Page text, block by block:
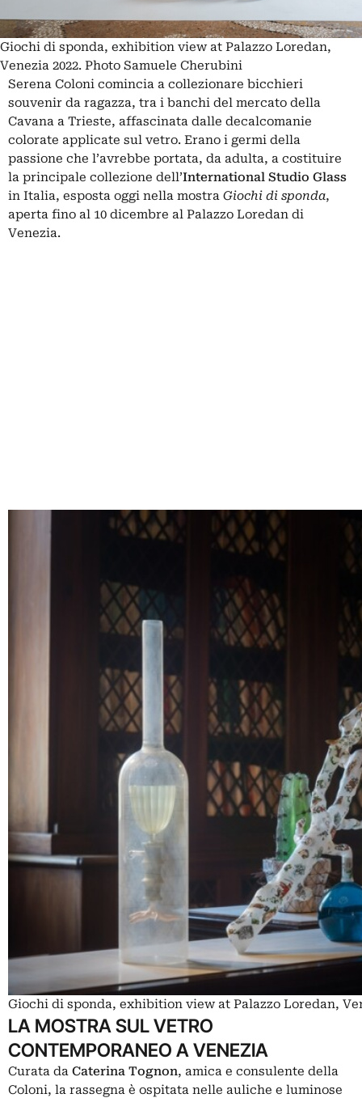
Giochi di sponda, exhibition view at Palazzo Loredan,
Venezia 2022. Photo Samuele Cherubini
Serena Coloni comincia a collezionare bicchieri
souvenir da ragazza, tra i banchi del mercato della
Cavana a Trieste, affascinata dalle decalcomanie
colorate applicate sul vetro. Erano i germi della
passione che l’avrebbe portata, da adulta, a costituire
la principale collezione dell’International Studio Glass
in Italia, esposta oggi nella mostra Giochi di sponda,
aperta fino al 10 dicembre al Palazzo Loredan di
Venezia.
Giochi di sponda, exhibition view at Palazzo Loredan,
LA MOSTRA SUL VETRO
CONTEMPORANEO A VENEZIA
Curata da Caterina Tognon, amica e consulente della
Coloni, la rassegna è ospitata nelle auliche e luminose